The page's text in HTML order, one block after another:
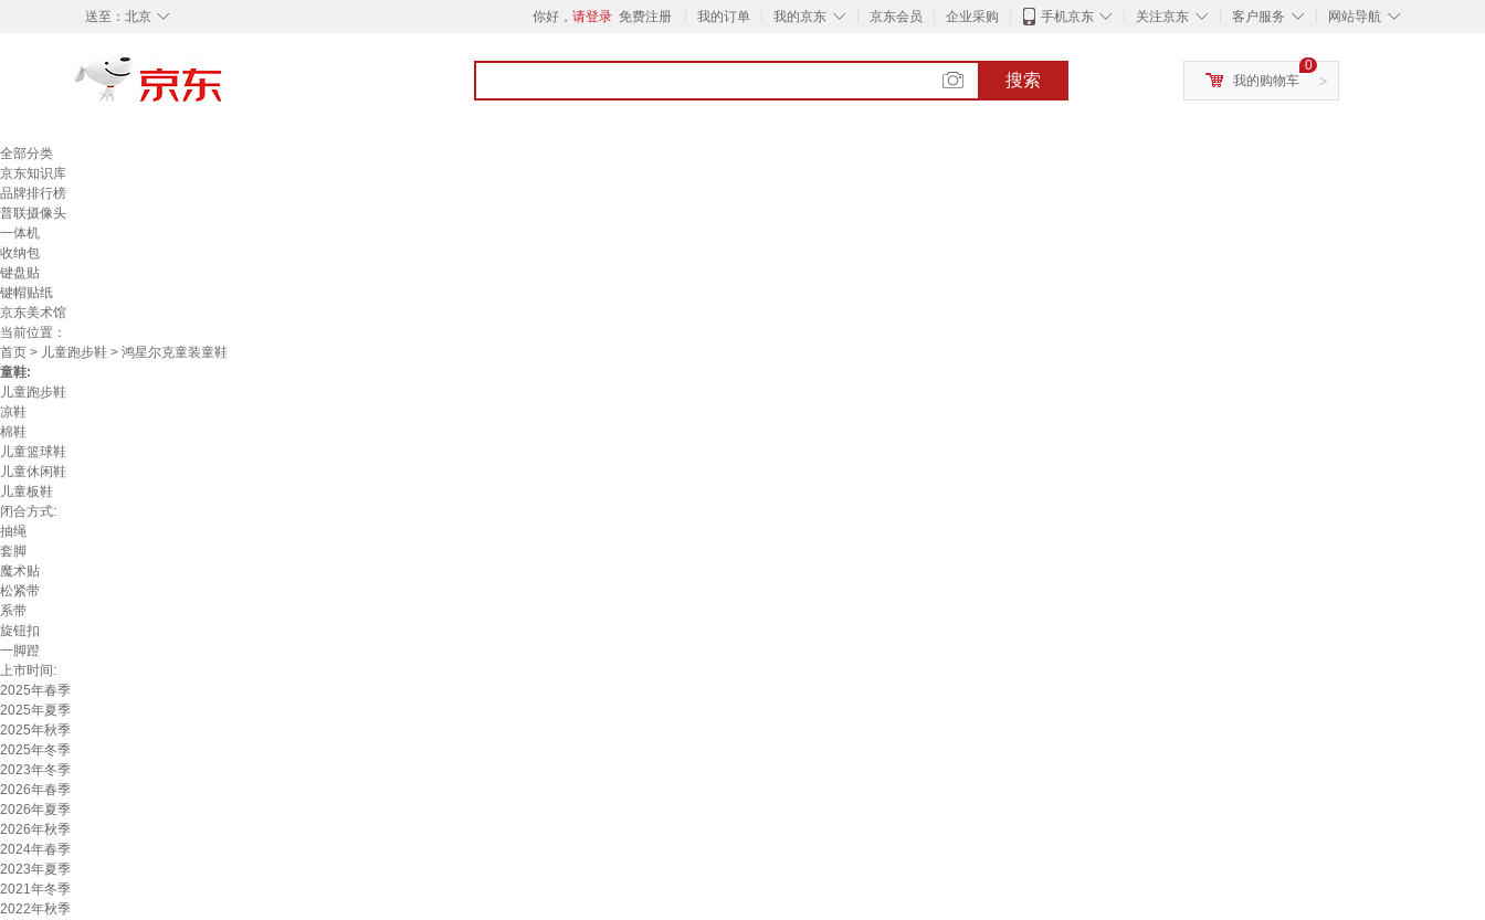
◇
送至： 北京 你好， 请登录 免费注册 我的订单 ◇
我的京东 京东会员 企业采购 ◇
手机京东 ◇
关注京东 ◇
客户服务 ◇
网站导航
搜索 >
0
我的购物车
全部分类
京东知识库
品牌排行榜
普联摄像头
一体机
收纳包
键盘贴
键帽贴纸
京东美术馆
当前位置：
首页 > 儿童跑步鞋 > 鸿星尔克童装童鞋
童鞋:
儿童跑步鞋
凉鞋
棉鞋
儿童篮球鞋
儿童休闲鞋
儿童板鞋
闭合方式:
抽绳
套脚
魔术贴
松紧带
系带
旋钮扣
一脚蹬
上市时间:
2025年春季
2025年夏季
2025年秋季
2025年冬季
2023年冬季
2026年春季
2026年夏季
2026年秋季
2024年春季
2023年夏季
2021年冬季
2022年秋季